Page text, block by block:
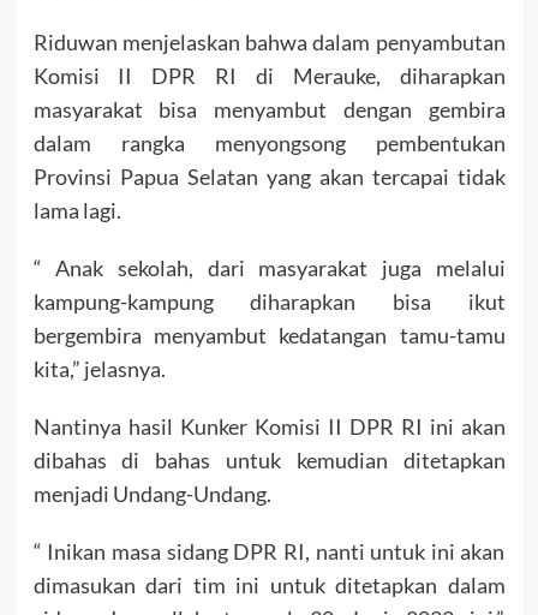
Riduwan menjelaskan bahwa dalam penyambutan
Komisi II DPR RI di Merauke, diharapkan
masyarakat bisa menyambut dengan gembira
dalam rangka menyongsong pembentukan
Provinsi Papua Selatan yang akan tercapai tidak
lama lagi.
“ Anak sekolah, dari masyarakat juga melalui
kampung-kampung diharapkan bisa ikut
bergembira menyambut kedatangan tamu-tamu
kita,” jelasnya.
Nantinya hasil Kunker Komisi II DPR RI ini akan
dibahas di bahas untuk kemudian ditetapkan
menjadi Undang-Undang.
“ Inikan masa sidang DPR RI, nanti untuk ini akan
dimasukan dari tim ini untuk ditetapkan dalam